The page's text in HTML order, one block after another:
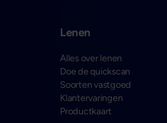
Lenen
Alles over lenen
Doe de quickscan
Soorten vastgoed
Klantervaringen
Productkaart